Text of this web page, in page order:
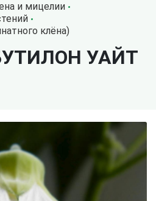
и мицелии
клёна)
УАЙТ